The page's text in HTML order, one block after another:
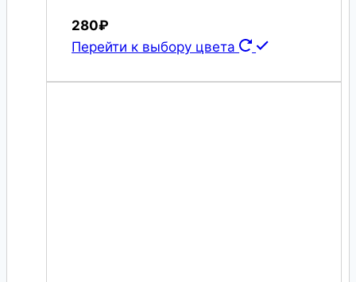
280₽
Перейти к выбору цвета